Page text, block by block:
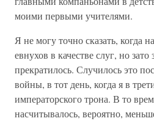
моими первыми учителями.
Я не могу точно сказать, когда
евнухов в качестве слуг, но
прекратилось. Случилось это
войны, в тот день, когда я в
императорского трона. В то
насчитывалось, вероятно,